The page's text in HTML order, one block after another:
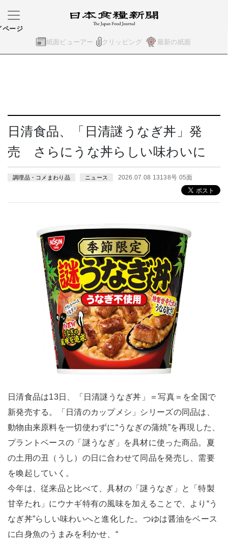
紙面ビューアー クリッピング 最新の紙面
ページ
日清食品、「日清謎うなぎ丼」発
売 さらにうな丼らしい味わいに
調理品・コメまわり品 ニュース 2026.07.08 13138号 05面
日清食品は13日、「日清謎うなぎ丼」＝写真＝を全国で
新発売する。「日清のカップメシ」シリーズの同品は、
動物由来原料を一切使わずに“うなぎの蒲焼”を再現した、
プラントベースの「謎うなぎ」を具材に使った商品。夏
の土用の丑（うし）の日に合わせて同品を発売し、需要
を喚起していく。
今年は、従来品と比べて、具材の「謎うなぎ」と「特製
甘辛たれ」にウナギ特有の風味を加えることで、より“う
なぎ丼”らしい味わいへと進化した。つゆは醤油をベース
に白身魚のうまみを利かせ、“